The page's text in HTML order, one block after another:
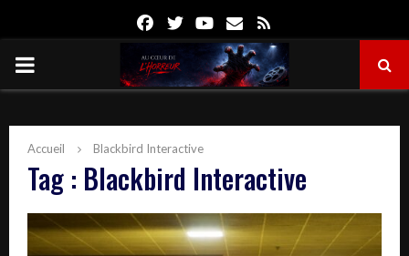
FacebookTwitterYoutube
Email
PRIMARY
Accueil Blackbird Interactive
Tag : Blackbird Interactive